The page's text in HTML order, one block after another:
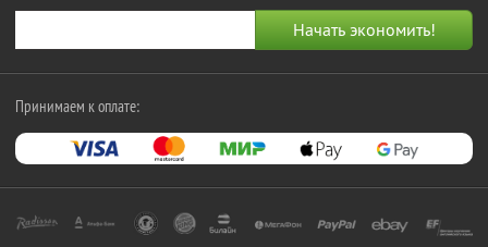
Принимаем к оплате: